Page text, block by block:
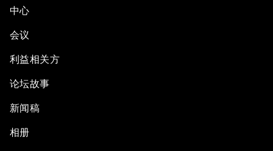
中心
会议
利益相关方
论坛故事
新闻稿
相册